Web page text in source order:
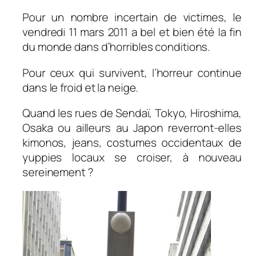
Pour un nombre incertain de victimes, le
vendredi 11 mars 2011 a bel et bien été la fin
du monde dans d’horribles conditions.
Pour ceux qui survivent, l’horreur continue
dans le froid et la neige.
Quand les rues de Sendaï, Tokyo, Hiroshima,
Osaka ou ailleurs au Japon reverront-elles
kimonos, jeans, costumes occidentaux de
yuppies locaux se croiser, à nouveau
sereinement ?